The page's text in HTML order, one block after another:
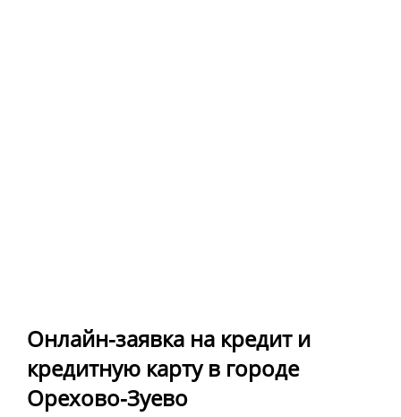
Онлайн-заявка на кредит и
кредитную карту в городе
Орехово-Зуево